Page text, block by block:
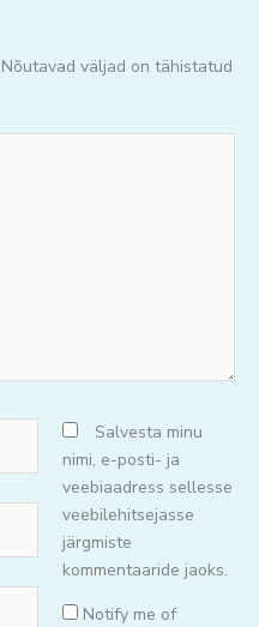
Nõutavad väljad on tähistatud
Salvesta minu
nimi, e-posti- ja
veebiaadress sellesse
veebilehitsejasse
järgmiste
kommentaaride jaoks.
Notify me of